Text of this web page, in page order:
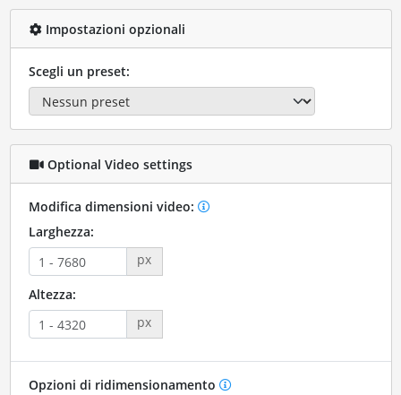
Impostazioni opzionali
Scegli un preset:
Optional Video settings
Modifica dimensioni video:
Larghezza:
px
Altezza:
px
Opzioni di ridimensionamento